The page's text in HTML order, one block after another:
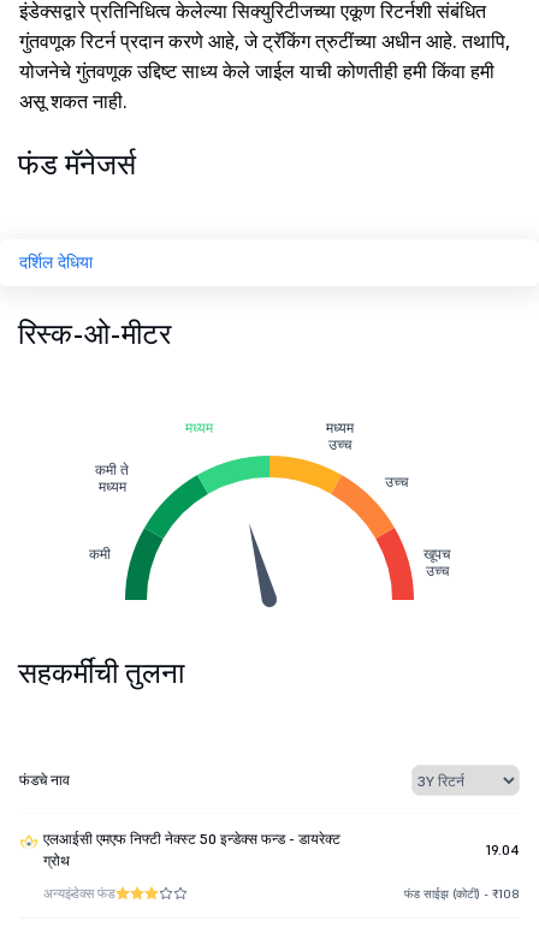
इंडेक्सद्वारे प्रतिनिधित्व केलेल्या सिक्युरिटीजच्या एकूण रिटर्नशी संबंधित
गुंतवणूक रिटर्न प्रदान करणे आहे, जे ट्रॅकिंग त्रुटींच्या अधीन आहे. तथापि,
योजनेचे गुंतवणूक उद्दिष्ट साध्य केले जाईल याची कोणतीही हमी किंवा हमी
असू शकत नाही.
फंड मॅनेजर्स
दर्शिल देधिया
रिस्क-ओ-मीटर
कमी
कमी ते
मध्यम
मध्यम
मध्यम
उच्च
उच्च
खूपच
उच्च
सहकर्मींची तुलना
फंडचे नाव
एलआईसी एमएफ निफ्टी नेक्स्ट 50 इन्डेक्स फन्ड - डायरेक्ट
ग्रोथ
19.04
अन्यइंडेक्स फंड फंड साईझ (कोटी) - ₹108